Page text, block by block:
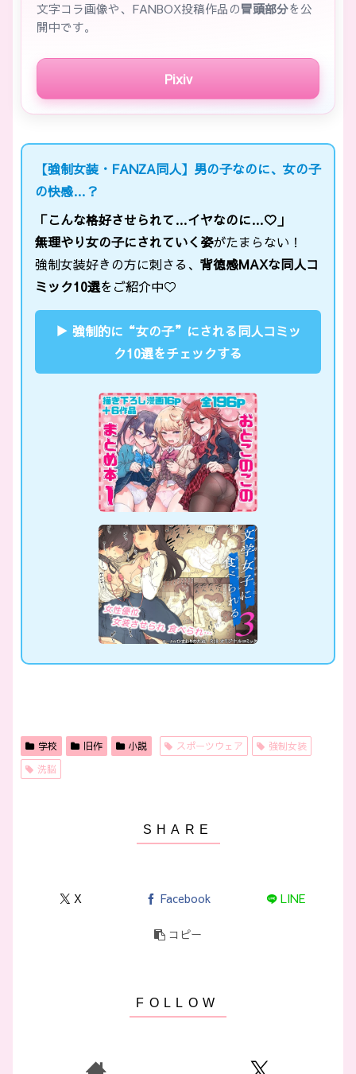
文字コラ画像や、FANBOX投稿作品の冒頭部分を公
開中です。
Pixiv
【強制女装・FANZA同人】男の子なのに、女の子
の快感…？
「こんな格好させられて…イヤなのに…♡」
無理やり女の子にされていく姿がたまらない！
強制女装好きの方に刺さる、 背徳感MAXな同人コ
ミック10選をご紹介中♡
▶ 強制的に“女の子”にされる同人コミッ
ク10選をチェックする
学校 旧作 小説 スポーツウェア
強制女装
洗脳
X Facebook LINE
コピー